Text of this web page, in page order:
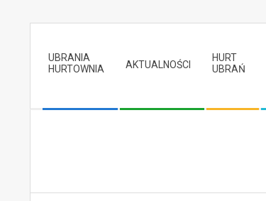
Menu
UBRANIA
HURTOWNIA
AKTUALNOŚCI
HURT
UBRAŃ